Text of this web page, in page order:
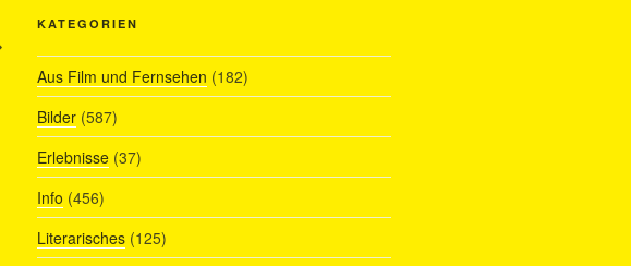
KATEGORIEN
Aus Film und Fernsehen (182)
Bilder(587)
Erlebnisse(37)
Info (456)
Literarisches(125)